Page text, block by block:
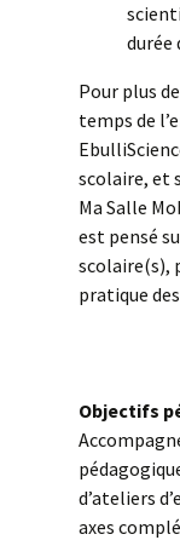
durée
Pour plus
temps de
scolaire, et
Ma Salle
est pensé
scolaire(s),
pratique
Objectifs
d’ateliers
axes